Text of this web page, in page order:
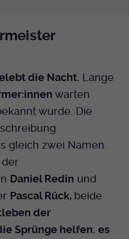
die Nacht. Lange
warten
wurde. Die
gleich zwei Namen.
Daniel Redin und
Pascal Rück, beide
der
Sprünge helfen, es